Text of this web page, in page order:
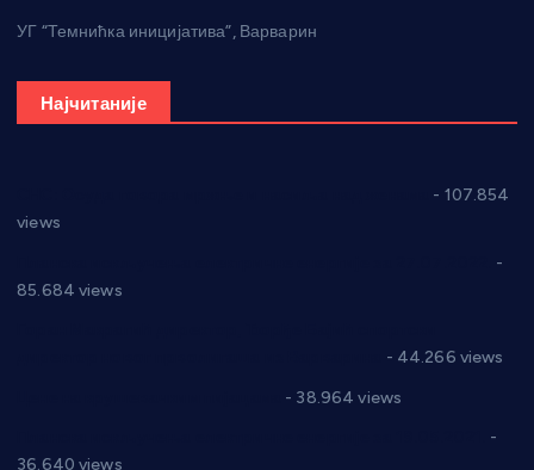
УГ “Темнићка иницијатива”, Варварин
Најчитаније
- 107.854
views
-
85.684 views
- 44.266 views
- 38.964 views
-
36.640 views